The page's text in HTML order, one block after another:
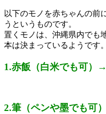
以下のモノを赤ちゃんの前
うというものです。
置くモノは、沖縄県内でも
本は決まっているようです。
1.赤飯（白米でも可）
2.筆（ペンや墨でも可